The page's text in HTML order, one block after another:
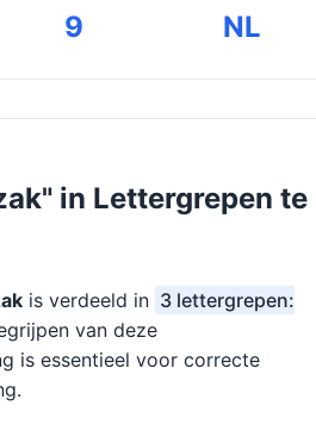
9 NL
in Lettergrepen te
is verdeeld in 3 lettergrepen:
van deze
is essentieel voor correcte